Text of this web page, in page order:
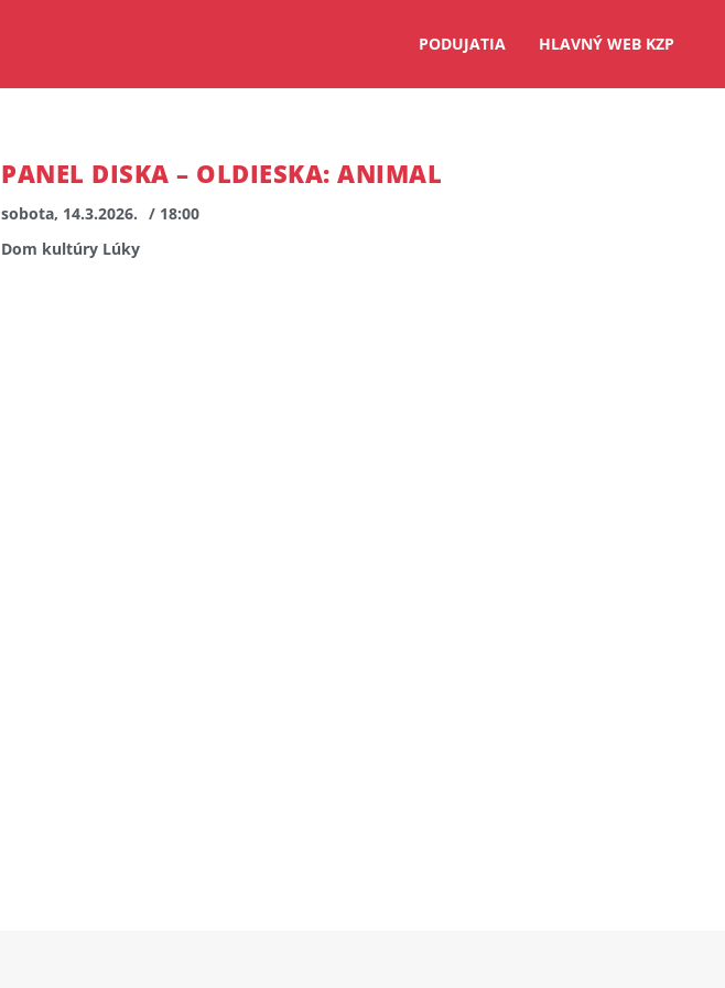
PODUJATIA HLAVNÝ WEB KZP
PANEL DISKA – OLDIESKA: ANIMAL
sobota, 14.3.2026. / 18:00
Dom kultúry Lúky